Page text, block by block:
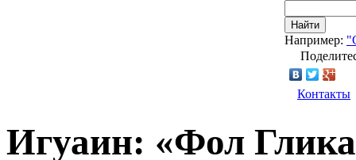
Найти
Например:
Контакты
Игуаин: «Фол